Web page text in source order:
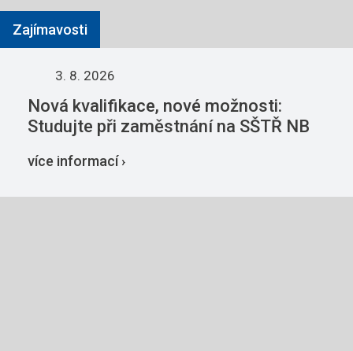
Zajímavosti
3. 8. 2026
Nová kvalifikace, nové možnosti:
Studujte při zaměstnání na SŠTŘ NB
více informací ›